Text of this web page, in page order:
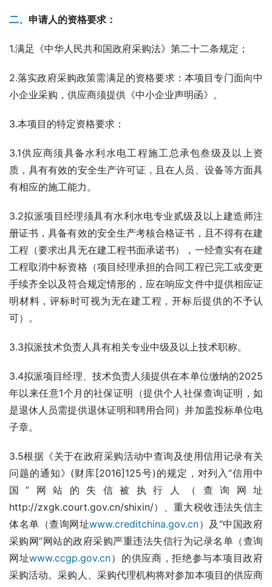
二、 申请人的资格要求：
1.满足《中华人民共和国政府采购法》第二十二条规定；
2.落实政府采购政策需满足的资格要求：本项目专门面向中
小企业采购，供应商须提供《中小企业声明函》。
3.本项目的特定资格要求：
3.1供应商须具备水利水电工程施工总承包叁级及以上资
质，具有有效的安全生产许可证，且在人员、设备等方面具
有相应的施工能力。
3.2拟派项目经理须具有水利水电专业贰级及以上建造师注
册证书，具备有效的安全生产考核合格证书，且不得有在建
工程（要求出具无在建工程书面承诺书），一经查实有在建
工程取消中标资格（项目经理承担的合同工程已完工或变更
手续齐全以及符合规定情形的，应在响应文件中提供相应证
明材料，评标时可视为无在建工程，开标后提供的不予认
可）。
3.3拟派技术负责人具有相关专业中级及以上技术职称。
3.4拟派项目经理、技术负责人须提供在本单位缴纳的2025
年以来任意1个月的社保证明（提供个人社保查询证明，如
是退休人员需提供退休证明和聘用合同）并加盖投标单位电
子章。
3.5根据《关于在政府采购活动中查询及使用信用记录有关
问题的通知》(财库[2016]125号)的规定，对列入“信用中
国”网站的失信被执行人（查询网址
http://zxgk.court.gov.cn/shixin/）、重大税收违法失信主
体名单（查询网址www.creditchina.gov.cn）及“中国政府
采购网”网站的政府采购严重违法失信行为记录名单（查询
网址www.ccgp.gov.cn）的供应商，拒绝参与本项目政府
采购活动。采购人、采购代理机构将对参加本项目的供应商